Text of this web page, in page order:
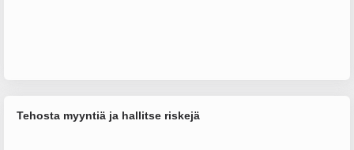
Tehosta myyntiä ja hallitse riskejä